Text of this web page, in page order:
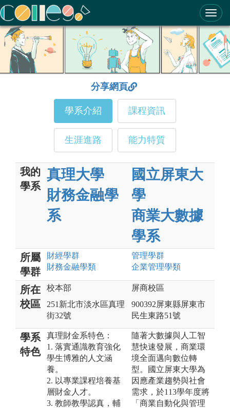
ColleGo! 大學選才與高中育才輔助系統
分享網頁
學系介紹 課程資訊
生涯進路 能力特質
我的
學系
真理大學
財務金融學
系
國立屏東大
學
商業大數據
學系
所屬
學群
財經學群
財務金融學類
管理學群
企業管理學類
所在
校區
校本部
251新北市淡水區真理
街32號
屏商校區
900392屏東縣屏東市
民生東路51號
學系
特色
真理財金系特色：
1. 落實通識教育強化
學生博雅的人文涵
養。
2. 以專業課程培養基
層財金人才。
3. 教師教學認真，輔
隨著大數據與人工智
慧快速發展，商業環
境全面邁向數位轉
型。國立屏東大學為
因應產業趨勢與社會
需求，於113學年度將
「商業自動化與管理